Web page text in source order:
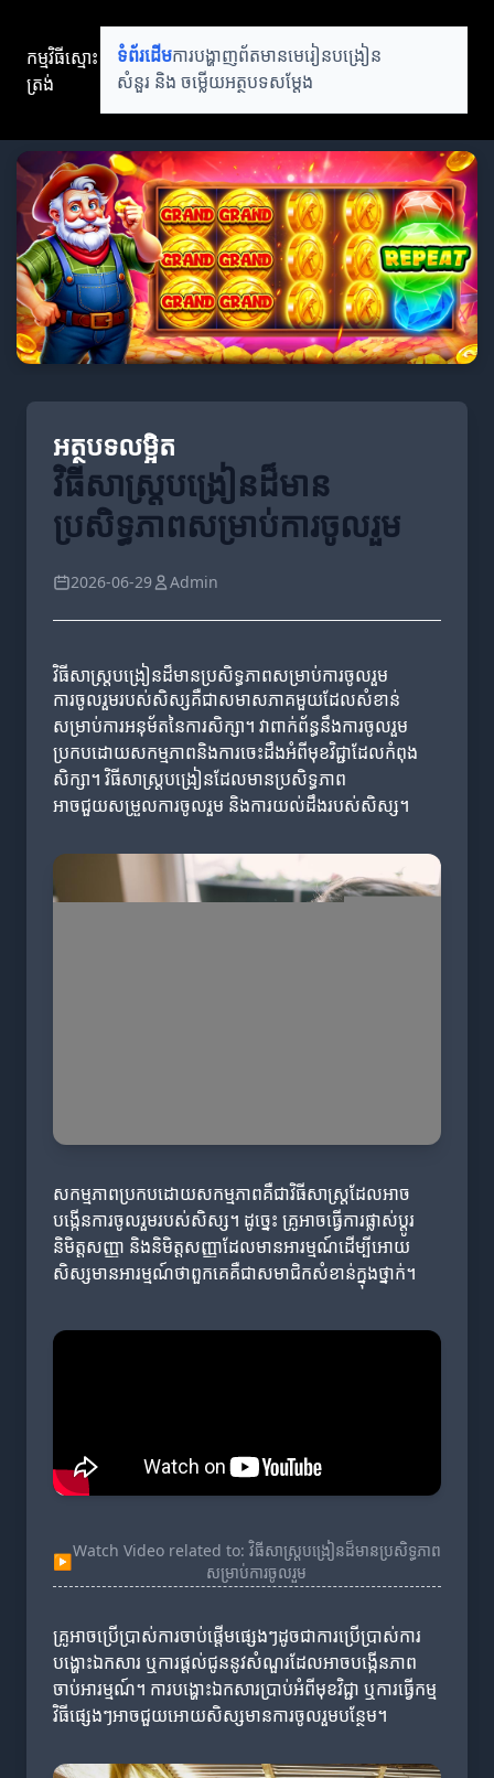
កម្មវិធីស្មោះ
ត្រង់
ទំព័រដើមការបង្ហាញព័តមានមេរៀនបង្រៀន
សំនួរ និង ចម្លើយអត្ថបទសម្តែង
អត្ថបទលម្អិត
វិធីសាស្ត្របង្រៀនដ៏មាន
ប្រសិទ្ធភាពសម្រាប់ការចូលរួម
2026-06-29 Admin
វិធីសាស្ត្របង្រៀនដ៏មានប្រសិទ្ធភាពសម្រាប់ការចូលរួម
ការចូលរួមរបស់សិស្សគឺជាសមាសភាគមួយដែលសំខាន់
សម្រាប់ការអនុម័តនៃការសិក្សា។ វាពាក់ព័ន្ធនឹងការចូលរួម
ប្រកបដោយសកម្មភាពនិងការចេះដឹងអំពីមុខវិជ្ជាដែលកំពុង
សិក្សា។ វិធីសាស្ត្របង្រៀនដែលមានប្រសិទ្ធភាព
អាចជួយសម្រួលការចូលរួម និងការយល់ដឹងរបស់សិស្ស។
សកម្មភាពប្រកបដោយសកម្មភាពគឺជាវិធីសាស្ត្រដែលអាច
បង្កើនការចូលរួមរបស់សិស្ស។ ដូច្នេះ គ្រូអាចធ្វើការផ្លាស់ប្តូរ
និមិត្តសញ្ញា និងនិមិត្តសញ្ញាដែលមានអារម្មណ៍ដើម្បីអោយ
សិស្សមានអារម្មណ៍ថាពួកគេគឺជាសមាជិកសំខាន់ក្នុងថ្នាក់។
▶
Watch Video related to: វិធីសាស្ត្របង្រៀនដ៏មានប្រសិទ្ធភាព
សម្រាប់ការចូលរួម
គ្រូអាចប្រើប្រាស់ការចាប់ផ្តើមផ្សេងៗដូចជាការប្រើប្រាស់ការ
បង្ហោះឯកសារ ឬការផ្តល់ជូននូវសំណួរដែលអាចបង្កើនភាព
ចាប់អារម្មណ៍។ ការបង្ហោះឯកសារប្រាប់អំពីមុខវិជ្ជា ឬការធ្វើកម្ម
វិធីផ្សេងៗអាចជួយអោយសិស្សមានការចូលរួមបន្ថែម។